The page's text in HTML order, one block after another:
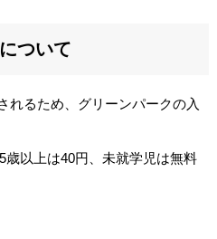
ついて
れるため、グリーンパークの入
歳以上は40円、未就学児は無料